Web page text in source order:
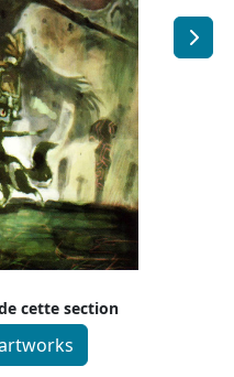
cette section